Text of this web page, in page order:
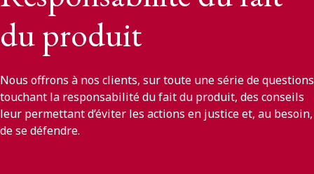
Réseau des anciens d’Osler
du produit
Nous offrons à nos clients, sur toute une série de questions
touchant la responsabilité du fait du produit, des conseils
leur permettant d’éviter les actions en justice et, au besoin,
de se défendre.